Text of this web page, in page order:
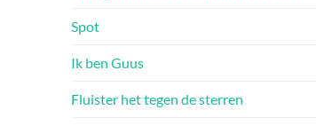
Spot
Ik ben Guus
Fluister het tegen de sterren